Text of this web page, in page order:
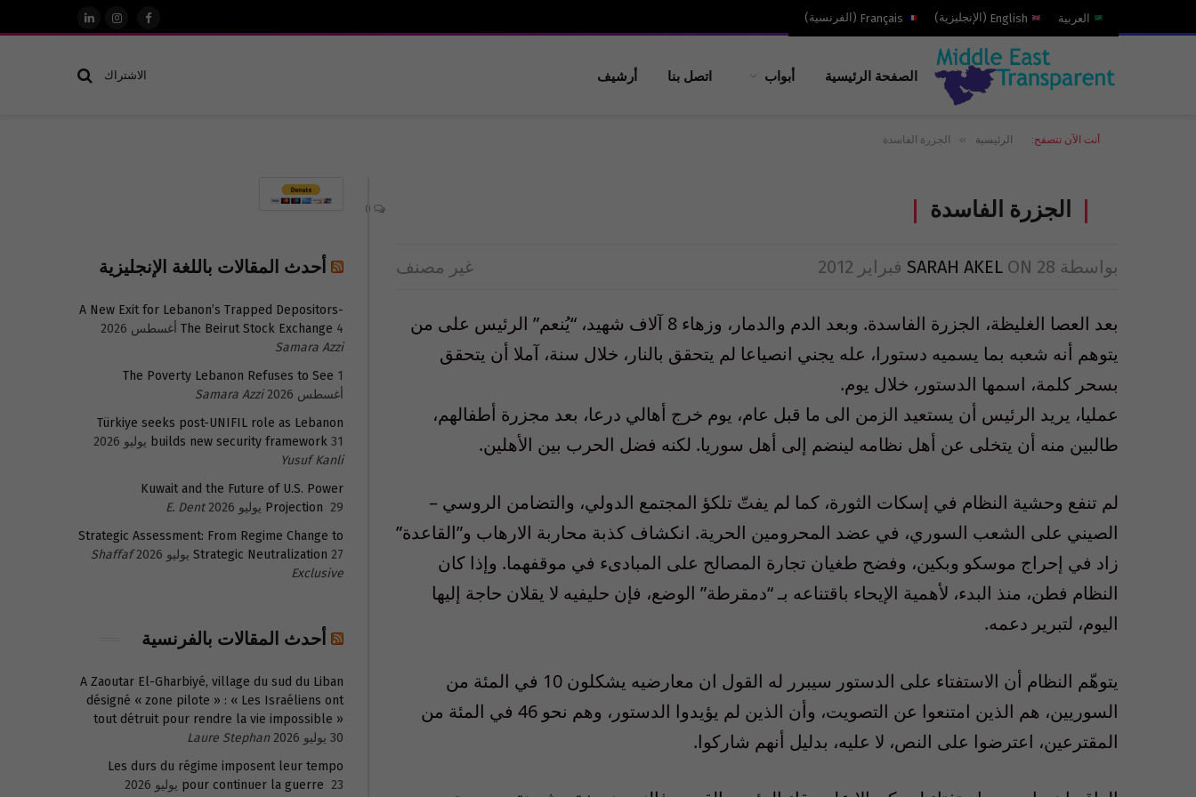
العربية English
( الإنجليزية)
Français
( الفرنسية)
فيسبوكالانستغرام
لينكدإن
الصفحة الرئيسية أبواب اتصل بنا أرشيف الاشتراك
أنت الآن تتصفح: الرئيسية » الجزرة الفاسدة
الجزرة الفاسدة
بواسطة SARAH AKEL ON 28 فبراير 2012 غير مصنف
بعد العصا الغليظة، الجزرة الفاسدة. وبعد الدم والدمار، وزهاء 8 آلاف شهيد، “يُنعم” الرئيس على من
يتوهم أنه شعبه بما يسميه دستورا، عله يجني انصياعا لم يتحقق بالنار، خلال سنة، آملا أن يتحقق
بسحر كلمة، اسمها الدستور، خلال يوم.
عمليا، يريد الرئيس أن يستعيد الزمن الى ما قبل عام، يوم خرج أهالي درعا، بعد مجزرة أطفالهم،
طالبين منه أن يتخلى عن أهل نظامه لينضم إلى أهل سوريا. لكنه فضل الحرب بين الأهلين.
لم تنفع وحشية النظام في إسكات الثورة، كما لم يفتّ تلكؤ المجتمع الدولي، والتضامن الروسي –
الصيني على الشعب السوري، في عضد المحرومين الحرية. انكشاف كذبة محاربة الارهاب و”القاعدة”
زاد في إحراج موسكو وبكين، وفضح طغيان تجارة المصالح على المبادىء في موقفهما. وإذا كان
النظام فطن، منذ البدء، لأهمية الإيحاء باقتناعه بـ “دمقرطة” الوضع، فإن حليفيه لا يقلان حاجة إليها
اليوم، لتبرير دعمه.
يتوهّم النظام أن الاستفتاء على الدستور سيبرر له القول ان معارضيه يشكلون 10 في المئة من
السوريين، هم الذين امتنعوا عن التصويت، وأن الذين لم يؤيدوا الدستور، وهم نحو 46 في المئة من
المقترعين، اعترضوا على النص، لا عليه، بدليل أنهم شاركوا.
أحدث المقالات باللغة الإنجليزية
A New Exit for Lebanon’s Trapped Depositors-
The Beirut Stock Exchange 4 أغسطس 2026
Samara Azzi
The Poverty Lebanon Refuses to See 1
أغسطس 2026
Samara Azzi
Türkiye seeks post-UNIFIL role as Lebanon
builds new security framework 31 يوليو 2026
Yusuf Kanli
Kuwait and the Future of U.S. Power
Projection 29 يوليو 2026
E. Dent
Strategic Assessment: From Regime Change to
Strategic Neutralization 27 يوليو 2026
Shaffaf
Exclusive
أحدث المقالات بالفرنسية
A Zaoutar El-Gharbiyé, village du sud du Liban
désigné « zone pilote » : « Les Israéliens ont
tout détruit pour rendre la vie impossible »
30 يوليو 2026
Laure Stephan
Les durs du régime imposent leur tempo
pour continuer la guerre 23 يوليو 2026